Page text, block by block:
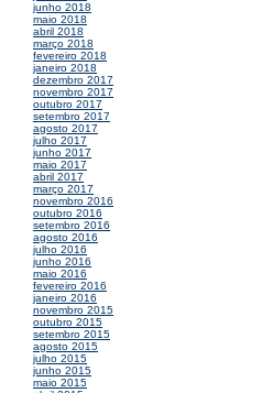
junho 2018
maio 2018
abril 2018
março 2018
fevereiro 2018
janeiro 2018
dezembro 2017
novembro 2017
outubro 2017
setembro 2017
agosto 2017
julho 2017
junho 2017
maio 2017
abril 2017
março 2017
novembro 2016
outubro 2016
setembro 2016
agosto 2016
julho 2016
junho 2016
maio 2016
fevereiro 2016
janeiro 2016
novembro 2015
outubro 2015
setembro 2015
agosto 2015
julho 2015
junho 2015
maio 2015